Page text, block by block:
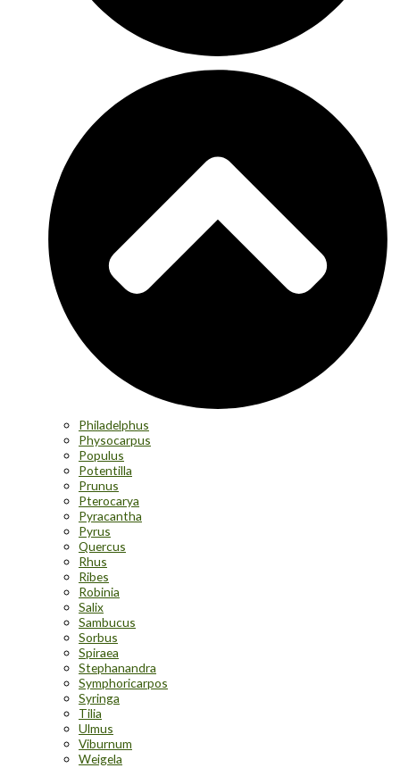
Philadelphus
Physocarpus
Populus
Potentilla
Prunus
Pterocarya
Pyracantha
Pyrus
Quercus
Rhus
Ribes
Robinia
Salix
Sambucus
Sorbus
Spiraea
Stephanandra
Symphoricarpos
Syringa
Tilia
Ulmus
Viburnum
Weigela